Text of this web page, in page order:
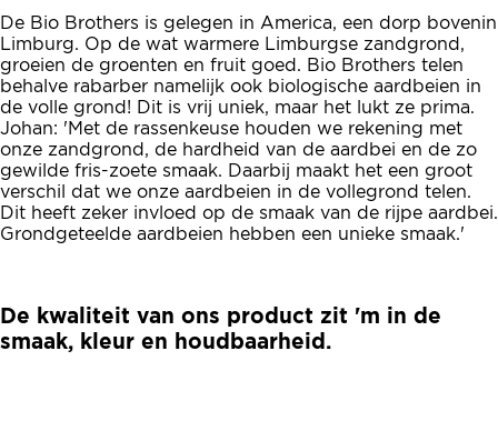
De Bio Brothers is gelegen in America, een dorp bovenin
Limburg. Op de wat warmere Limburgse zandgrond,
groeien de groenten en fruit goed. Bio Brothers telen
behalve rabarber namelijk ook biologische aardbeien in
de volle grond! Dit is vrij uniek, maar het lukt ze prima.
Johan: 'Met de rassenkeuse houden we rekening met
onze zandgrond, de hardheid van de aardbei en de zo
gewilde fris-zoete smaak. Daarbij maakt het een groot
verschil dat we onze aardbeien in de vollegrond telen.
Dit heeft zeker invloed op de smaak van de rijpe aardbei.
Grondgeteelde aardbeien hebben een unieke smaak.'
De kwaliteit van ons product zit 'm in de
smaak, kleur en houdbaarheid.